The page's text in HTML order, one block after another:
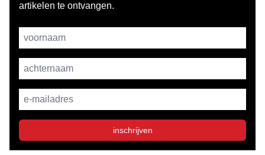
artikelen te ontvangen.
Username
achternaam
E-mailadres
inschrijven